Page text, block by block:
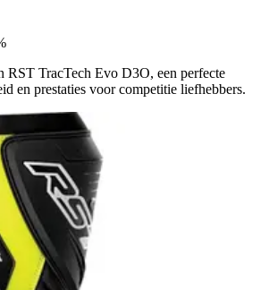
RST TracTech Evo D3O, een perfecte
en prestaties voor competitie liefhebbers.